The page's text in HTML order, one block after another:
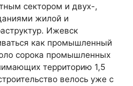
сектором и двух-,
жилой и
Ижевск
как промышленный
сорока промышленных
территорию 1,5
велось уже с